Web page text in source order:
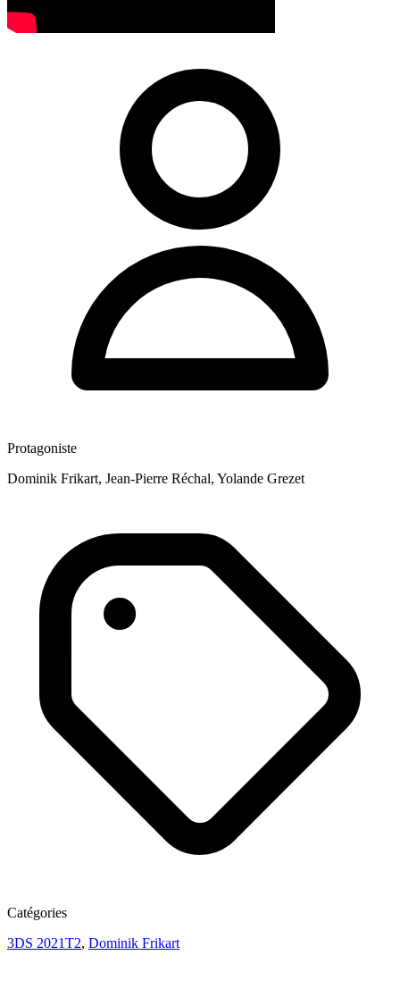
Protagoniste
Dominik Frikart, Jean-Pierre Réchal, Yolande Grezet
Catégories
3DS 2021T2, Dominik Frikart